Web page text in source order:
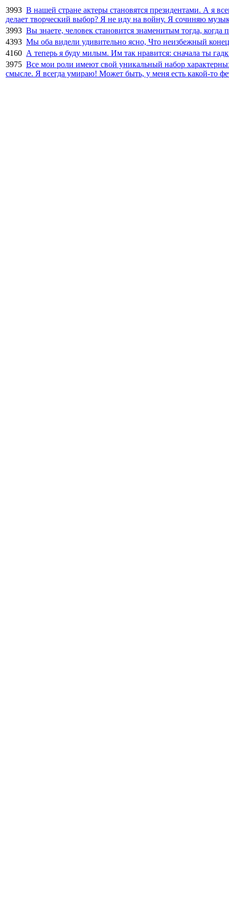
3993 В нашей стране актеры становятся президентами. А я
делает творческий выбор? Я не иду на войну. Я сочиняю
3993 Вы знаете, человек становится знаменитым тогда,
4393 Мы оба видели удивительно ясно, Что неизбежный
4160 А теперь я буду милым. Им так нравится: сначала ты
3975 Все мои роли имеют свой уникальный набор
смысле. Я всегда умираю! Может быть, у меня есть какой-то